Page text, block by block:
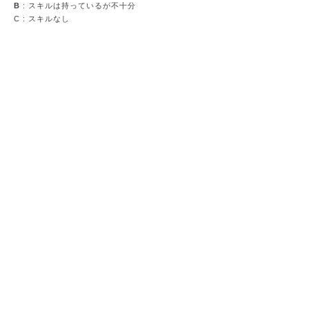
B : スキルは持っているが不十分
C : スキルなし